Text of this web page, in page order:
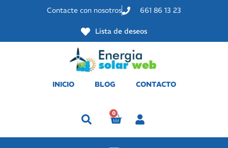
Contacte con nosotros 661 86 13 23
Lista de deseos
INICIO BLOG CONTACTO
0